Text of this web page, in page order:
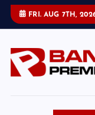
FRI. AUG 7TH,